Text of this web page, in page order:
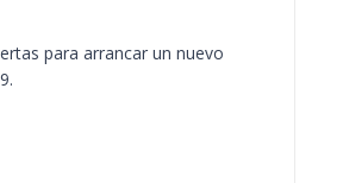
para arrancar un nuevo